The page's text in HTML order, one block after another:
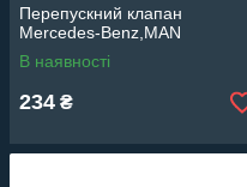
Перепускний клапан
Mercedes-Benz,MAN
В наявності
234 ₴